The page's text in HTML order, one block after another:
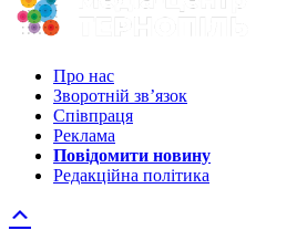
Про нас
Зворотній зв’язок
Співпраця
Реклама
Повідомити новину
Редакційна політика